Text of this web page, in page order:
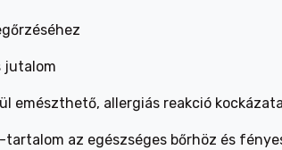
jutalom
emészthető, allergiás reakció
tartalom az egészséges bőrhöz és